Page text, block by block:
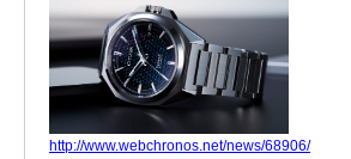
http://www.webchronos.net/news/68906/